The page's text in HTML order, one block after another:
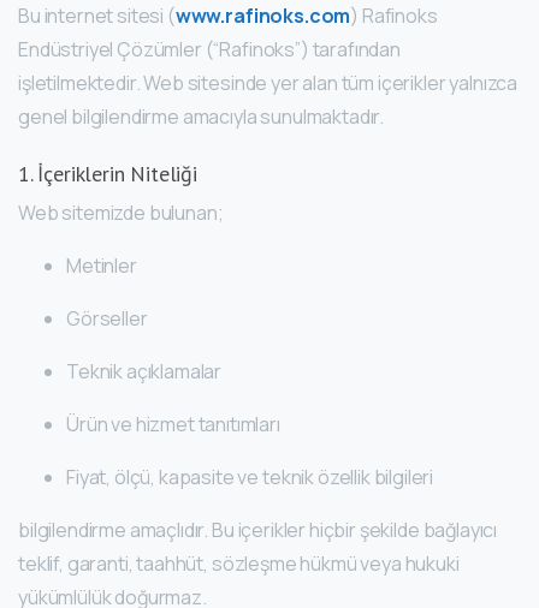
Bu internet sitesi (www.rafinoks.com) Rafinoks
Endüstriyel Çözümler (“Rafinoks”) tarafından
işletilmektedir. Web sitesinde yer alan tüm içerikler yalnızca
genel bilgilendirme amacıyla sunulmaktadır.
1. İçeriklerin Niteliği
Web sitemizde bulunan;
Metinler
Görseller
Teknik açıklamalar
Ürün ve hizmet tanıtımları
Fiyat, ölçü, kapasite ve teknik özellik bilgileri
bilgilendirme amaçlıdır. Bu içerikler hiçbir şekilde bağlayıcı
teklif, garanti, taahhüt, sözleşme hükmü veya hukuki
yükümlülük doğurmaz.